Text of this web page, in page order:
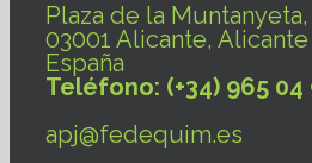
Plaza de la
03001 Alicante, Alicante
España
Teléfono: (+34) 965 04
apj@fedequim.es